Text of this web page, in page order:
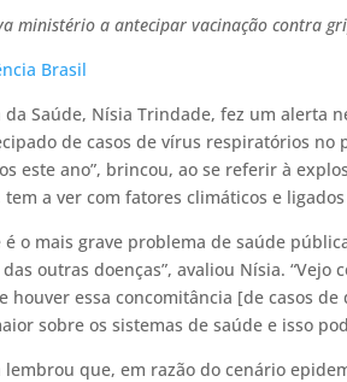
ministério a antecipar vacinação contra
Brasil
Saúde, Nísia Trindade, fez um alerta
de casos de vírus respiratórios no
este ano”, brincou, ao se referir à
tem a ver com fatores climáticos e
é o mais grave problema de saúde
outras doenças”, avaliou Nísia.
houver essa concomitância [de casos
sobre os sistemas de saúde e isso
que, em razão do cenário